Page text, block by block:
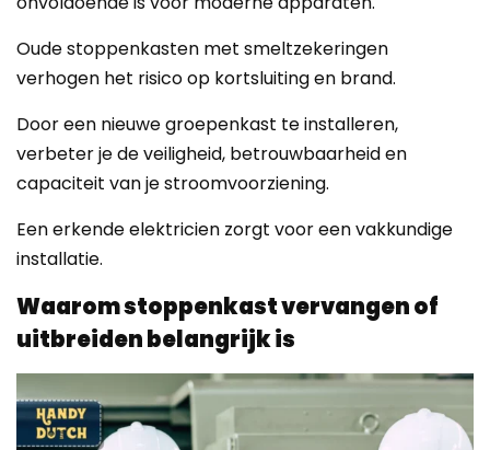
Oude stoppenkasten met smeltzekeringen
verhogen het risico op kortsluiting en brand.
Door een nieuwe groepenkast te installeren,
verbeter je de veiligheid, betrouwbaarheid en
capaciteit van je stroomvoorziening.
Een erkende elektricien zorgt voor een vakkundige
installatie.
Waarom stoppenkast vervangen of
uitbreiden belangrijk is